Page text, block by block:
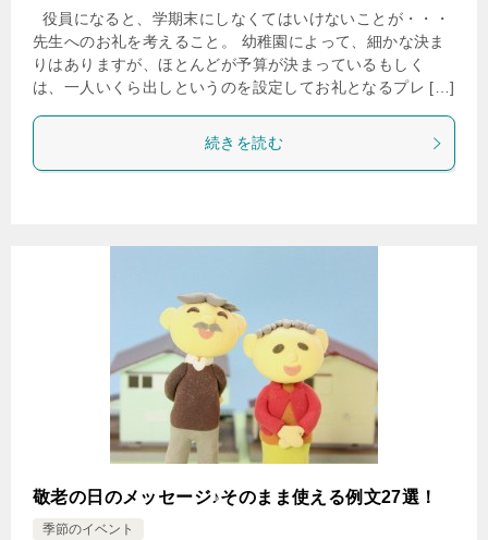
役員になると、学期末にしなくてはいけないことが・・・
先生へのお礼を考えること。 幼稚園によって、細かな決ま
りはありますが、ほとんどが予算が決まっているもしく
は、一人いくら出しというのを設定してお礼となるプレ […]
続きを読む
敬老の日のメッセージ♪そのまま使える例文27選！
季節のイベント